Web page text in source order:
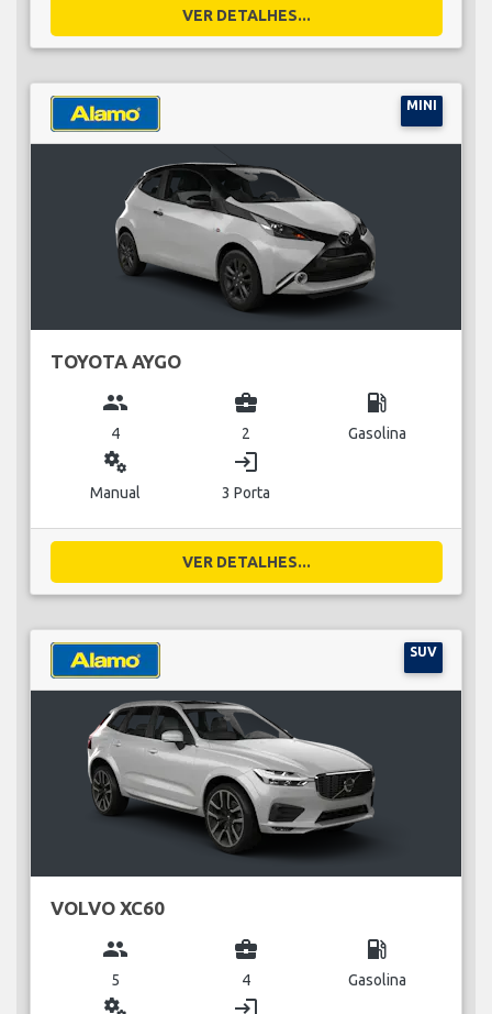
VER DETALHES...
MINI
TOYOTA AYGO
group
4
business_center
2
local_gas_station
Gasolina
miscellaneous_services
Manual
login
3 Porta
VER DETALHES...
SUV
VOLVO XC60
group
5
business_center
4
local_gas_station
Gasolina
miscellaneous_services login